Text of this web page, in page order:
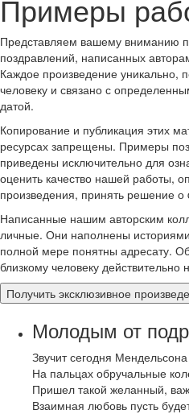
Примеры
Представляем вашему вниманию
поздравлений, написанных
Каждое произведение уникально,
человеку и связано с
датой.
Копирование и публикация этих
ресурсах запрещены. Примеры
приведены исключительно для
оценить качество нашей работы,
произведения, принять решение о
Написанные нашим авторским
личные. Они наполнены
полной мере понятны адресату.
близкому человеку
Получить эксклюзивное
Молодым от
Звучит сегодня
На пальцах обручальные
Пришел такой желанный,
Взаимная любовь пусть